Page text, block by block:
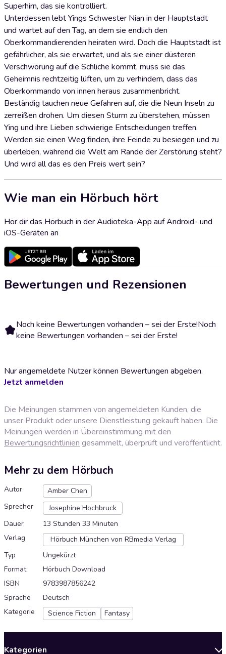
Superhirn, das sie kontrolliert.
Unterdessen lebt Yings Schwester Nian in der Hauptstadt
und wartet auf den Tag, an dem sie endlich den
Oberkommandierenden heiraten wird. Doch die Hauptstadt ist
gefährlicher, als sie erwartet, und als sie einer düsteren
Verschwörung auf die Schliche kommt, muss sie das
Geheimnis rechtzeitig lüften, um zu verhindern, dass das
Oberkommando von innen heraus zusammenbricht.
Beständig tauchen neue Gefahren auf, die die Neun Inseln zu
zerreißen drohen. Um diesen Sturm zu überstehen, müssen
Ying und ihre Lieben schwierige Entscheidungen treffen.
Werden sie einen Weg finden, ihre Feinde zu besiegen und zu
überleben, während die Welt am Rande der Zerstörung steht?
Und wird all das es den Preis wert sein?
Wie man ein Hörbuch hört
Hör dir das Hörbuch in der Audioteka-App auf Android- und
iOS-Geräten an
Bewertungen und Rezensionen
Noch keine Bewertungen vorhanden – sei der Erste!Noch
keine Bewertungen vorhanden – sei der Erste!
Nur angemeldete Nutzer können Bewertungen abgeben.
Jetzt anmelden
Die Meinungen stammen von angemeldeten Kunden, die
unser Produkt oder unsere Dienstleistung gekauft haben. Die
Meinungen werden in Übereinstimmung mit den
Bewertungsrichtlinien gesammelt, überprüft und veröffentlicht.
Mehr zu dem Hörbuch
Autor
Amber Chen
Sprecher
Josephine Hochbruck
Dauer
13 Stunden 33 Minuten
Verlag
Hörbuch München von RBmedia Verlag
Typ
Ungekürzt
Format
Hörbuch Download
ISBN
9783987856242
Sprache
Deutsch
Kategorie
Science Fiction Fantasy
Kategorien